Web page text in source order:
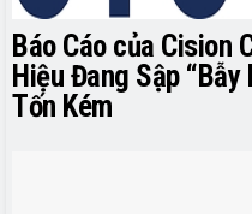
Báo Cáo của Cision
Hiệu Đang Sập “Bẫy
Tốn Kém